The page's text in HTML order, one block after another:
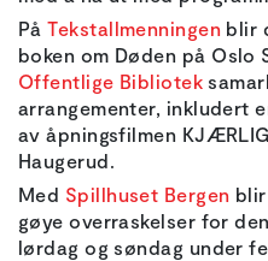
PåTekstallmenningen blir
boken om Døden på Oslo
Offentlige Bibliotek
arrangementer, inkludert
av åpningsfilmen
Haugerud.
Med Spillhuset Bergen
gøye overraskelser for
lørdag og søndag under